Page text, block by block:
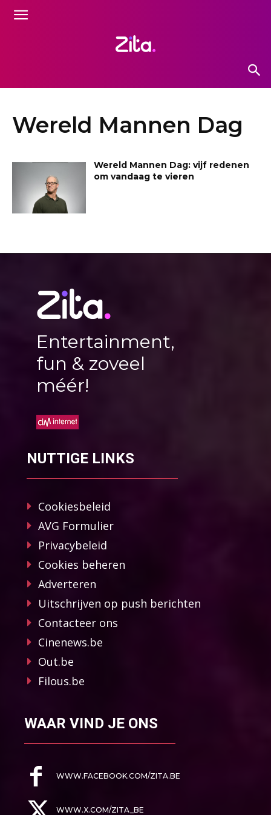
Wereld Mannen Dag
Wereld Mannen Dag: vijf redenen
om vandaag te vieren
Entertainment,
fun & zoveel
méér!
NUTTIGE LINKS
Cookiesbeleid
AVG Formulier
Privacybeleid
Cookies beheren
Adverteren
Uitschrijven op push berichten
Contacteer ons
Cinenews.be
Out.be
Filous.be
WAAR VIND JE ONS
WWW.FACEBOOK.COM/ZITA.BE
WWW.X.COM/ZITA_BE